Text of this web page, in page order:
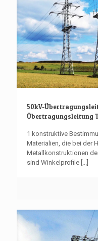
50kV-
Übertragungsleitung
1 konstruktive
Materialien, die bei der
Metallkonstruktionen
sind Winkelprofile [...]